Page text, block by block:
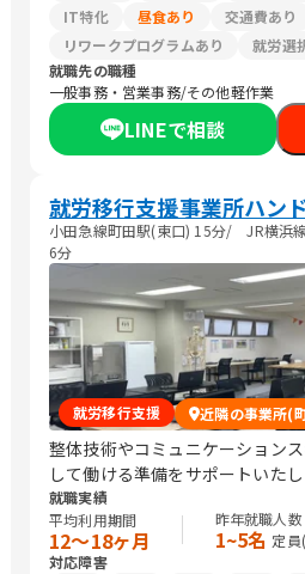
IT特化 昼食あり 交通費あり
リワークプログラムあり
就労選
就職先の職種
一般事務・営業事務/その他軽作業
LINEで相談
就労移行支援事業所ハン
小田急線町田駅(東口) 15分/ JR横浜
6分
就労移行支援 近隣の事業所(
整体技術やコミュニケーション
して働ける準備をサポートいたし
就職実績
平均利用期間
12〜18ヶ月
昨年就職人数
1~5名 定員(
対応障害